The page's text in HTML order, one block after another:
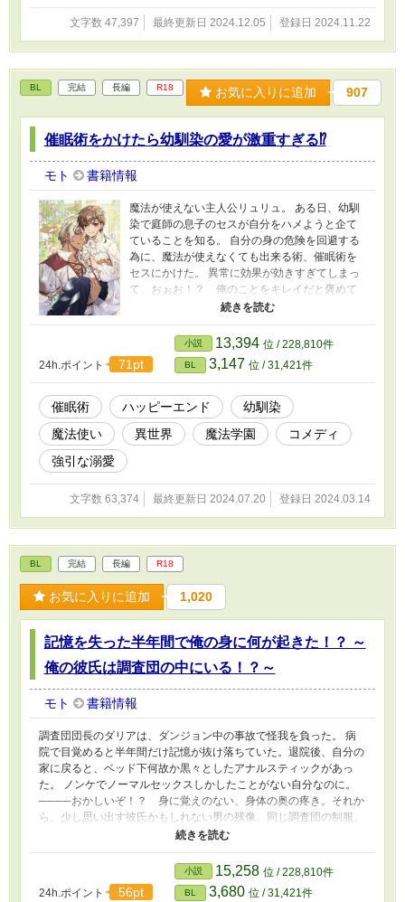
文字数 47,397 最終更新日 2024.12.05 登録日 2024.11.22
BL 完結 長編 R18 お気に入りに追加 907
催眠術をかけたら幼馴染の愛が激重すぎる⁉
モト 書籍情報
魔法が使えない主人公リュリュ。 ある日、幼馴
染で庭師の息子のセスが自分をハメようと企て
ていることを知る。 自分の身の危険を回避する
為に、魔法が使えなくても出来る術、催眠術を
セスにかけた。 異常に効果が効きすぎてしまっ
て、おぉお！？ 俺のことをキレイだと褒めて
褒めて好き好き言いまくって溺愛してくる。無
口で無表情はどうした！？ セスはそんな人間
じゃないだろう！？ と人格まで催眠術にかかっ
て変わる話だけど、本当のところは……。 2023
に『幼馴染に催眠術をかけたら溺愛されまくち
ゃった⁉』で掲載しておりましたが、全体を改稿
し、あまりに内容変更が多いのでアップし直し
ました。 改稿前とストーリーがやや異なってい
ます。ムーンライトノベルズでも掲載しており
24h.ポイント 71pt
小説 13,394 位 / 228,810件
BL 3,147 位 / 31,421件
催眠術 ハッピーエンド
幼馴染
魔法使い
異世界 魔法学園
コメディ
強引な溺愛
文字数 63,374 最終更新日 2024.07.20 登録日 2024.03.14
BL 完結 長編 R18
お気に入りに追加 1,020
記憶を失った半年間で俺の身に何が起きた！？ ～
俺の彼氏は調査団の中にいる！？～
モト 書籍情報
調査団団長のダリアは、ダンジョン中の事故で怪我を負った。 病
院で目覚めると半年間だけ記憶が抜け落ちていた。退院後、自分の
家に戻ると、ベッド下何故か黒々としたアナルスティックがあっ
た。 ノンケでノーマルセックスしかしたことがない自分なのに。
────おかしいぞ！？ 身に覚えのない、身体の奥の疼き。それか
ら、少し思い出す彼氏かもしれない男の残像、同じ調査団の制服。
一体、半年間で俺の身に何が起きたんだ！？ Twitterのエロタグ遊び
く楽しんで頂けますように。
24h.ポイント 56pt
小説 15,258 位 / 228,810件
BL 3,680 位 / 31,421件